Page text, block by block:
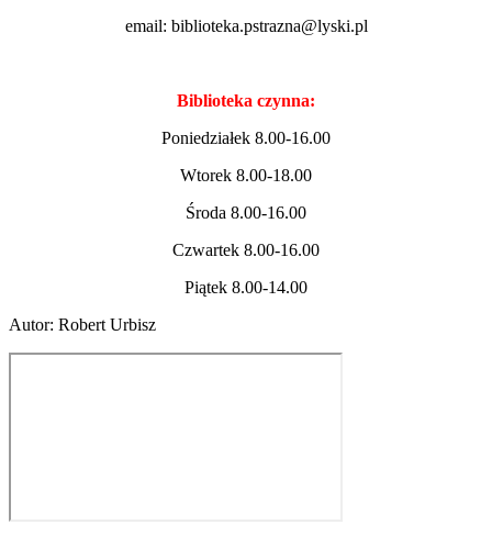
email: biblioteka.pstrazna@lyski.pl
Biblioteka czynna:
Poniedziałek 8.00-16.00
Wtorek 8.00-18.00
Środa 8.00-16.00
Czwartek 8.00-16.00
Piątek 8.00-14.00
Autor: Robert Urbisz